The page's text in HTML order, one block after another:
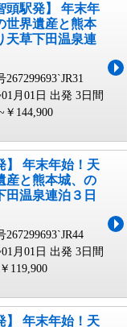
頭駅発】 年末年
世界遺産と熊本
天草下田温泉連
267299693`JR31
月01日 出発 3日間
￥144,900
】 年末年始！天
産と熊本城、の
田温泉連泊３日
267299693`JR44
月01日 出発 3日間
119,900
】 年末年始！天